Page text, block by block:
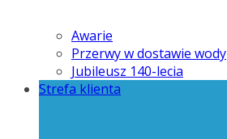
Awarie
Przerwy w dostawie wody
Jubileusz 140-lecia
Strefa klienta